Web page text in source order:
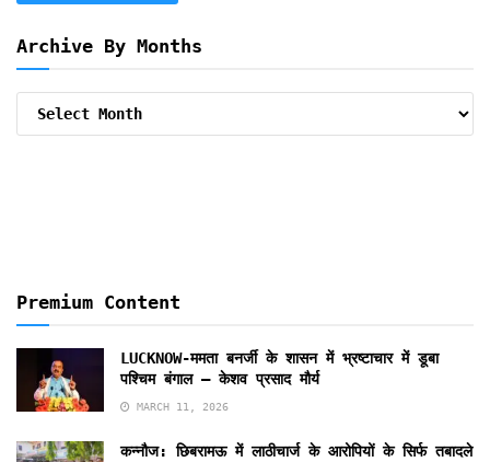
Archive By Months
Archive
Premium Content
LUCKNOW-ममता बनर्जी के शासन में भ्रष्टाचार में डूबा
पश्चिम बंगाल – केशव प्रसाद मौर्य
MARCH 11, 2026
कन्नौज: छिबरामऊ में लाठीचार्ज के आरोपियों के सिर्फ तबादले